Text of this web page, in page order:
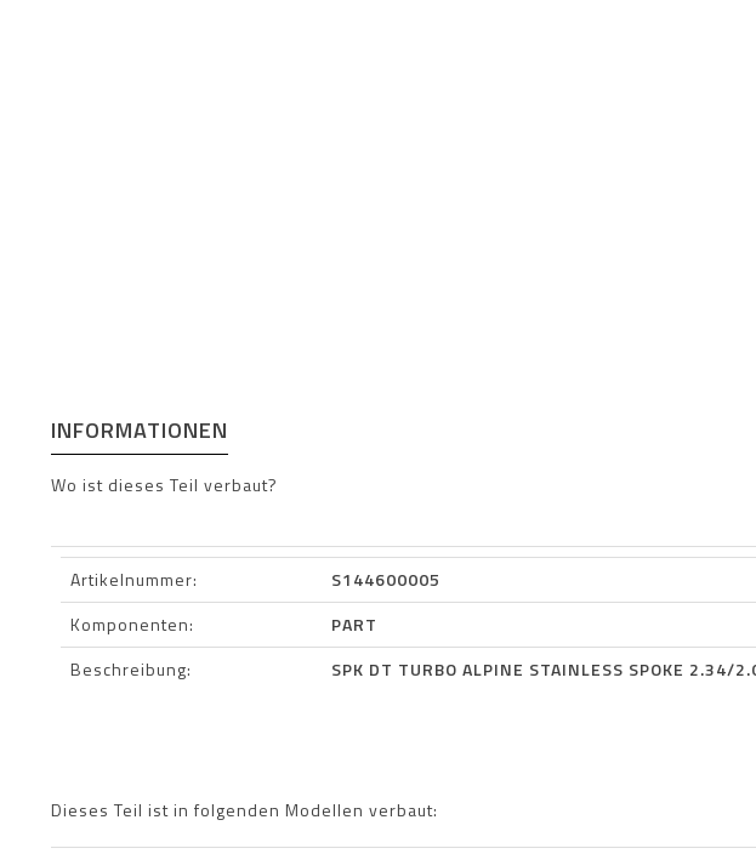
INFORMATIONEN
Wo ist dieses Teil verbaut?
Artikelnummer:
S144600005
Komponenten:
PART
Beschreibung:
SPK DT TURBO ALPINE STAINLESS SPOKE
Dieses Teil ist in folgenden Modellen verbaut: